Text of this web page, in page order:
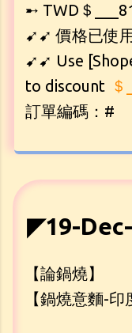
➸ TWD＄
➹➹ 價格已使
➹➹ Use
to discount ＄_
訂單編碼：#
◤19-
【論鍋燒】
【鍋燒意麵-印